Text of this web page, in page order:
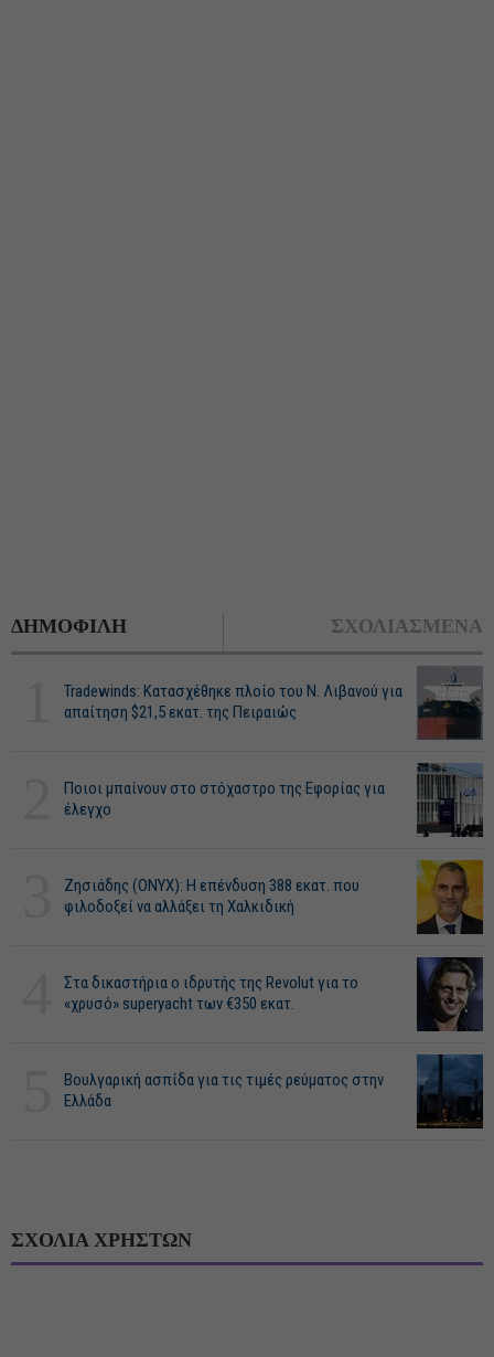
ΔΗΜΟΦΙΛΗ ΣΧΟΛΙΑΣΜΕΝΑ
Tradewinds: Κατασχέθηκε πλοίο του Ν. Λιβανού για
απαίτηση $21,5 εκατ. της Πειραιώς
Ποιοι μπαίνουν στο στόχαστρο της Εφορίας για
έλεγχο
Ζησιάδης (ONYX): Η επένδυση 388 εκατ. που
φιλοδοξεί να αλλάξει τη Χαλκιδική
Στα δικαστήρια ο ιδρυτής της Revolut για το
«χρυσό» superyacht των €350 εκατ.
Βουλγαρική ασπίδα για τις τιμές ρεύματος στην
Ελλάδα
ΣΧΟΛΙΑ ΧΡΗΣΤΩΝ